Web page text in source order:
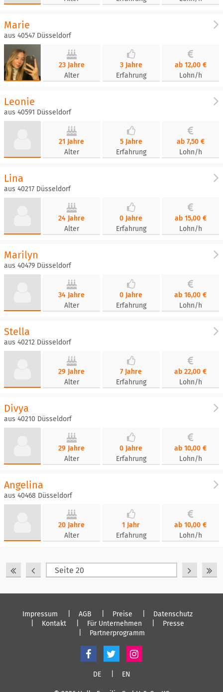
Marie
aus 40547 Düsseldorf
23 Jahre
Alter
3 Jahre
Erfahrung
ab 12,00 €
Lohn/h
Leonie
aus 40591 Düsseldorf
21 Jahre
Alter
5 Jahre
Erfahrung
ab 7,50 €
Lohn/h
Lina
aus 40217 Düsseldorf
24 Jahre
Alter
0 Jahre
Erfahrung
ab 15,00 €
Lohn/h
Marilyn
aus 40479 Düsseldorf
34 Jahre
Alter
0 Jahre
Erfahrung
ab 16,00 €
Lohn/h
Stella
aus 40212 Düsseldorf
29 Jahre
Alter
7 Jahre
Erfahrung
ab 22,00 €
Lohn/h
Divya
aus 40210 Düsseldorf
29 Jahre
Alter
0 Jahre
Erfahrung
ab 10,00 €
Lohn/h
Angelina
aus 40468 Düsseldorf
20 Jahre
Alter
1 Jahr
Erfahrung
ab 10,00 €
Lohn/h
Impressum AGB Preise
Datenschutz
Kontakt
Für Unternehmen
Presse
Partnerprogramm
DE EN